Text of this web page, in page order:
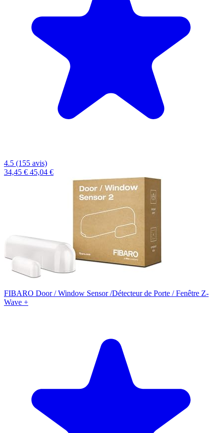
4.5 (155 avis)
34,45 € 45,04 €
FIBARO Door / Window Sensor /Détecteur de Porte / Fenêtre Z-
Wave +